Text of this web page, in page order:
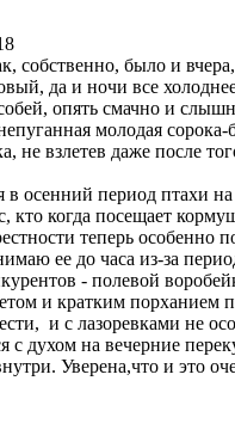
собственно, было и
да и ночи все
опять смачно и
молодая
не взлетев даже после
в осенний период птахи
кто когда посещает
теперь
ее до часа из-за
- полевой
и кратким
и с лазоревками не
с духом на вечерние
Уверена,что и это